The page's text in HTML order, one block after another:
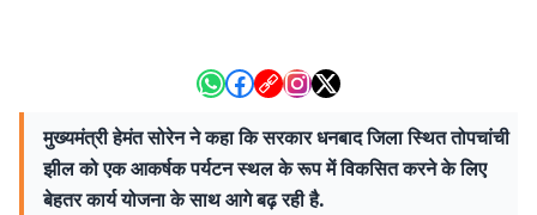
मुख्यमंत्री हेमंत सोरेन ने कहा कि सरकार धनबाद जिला स्थित तोपचांची
झील को एक आकर्षक पर्यटन स्थल के रूप में विकसित करने के लिए
बेहतर कार्य योजना के साथ आगे बढ़ रही है.